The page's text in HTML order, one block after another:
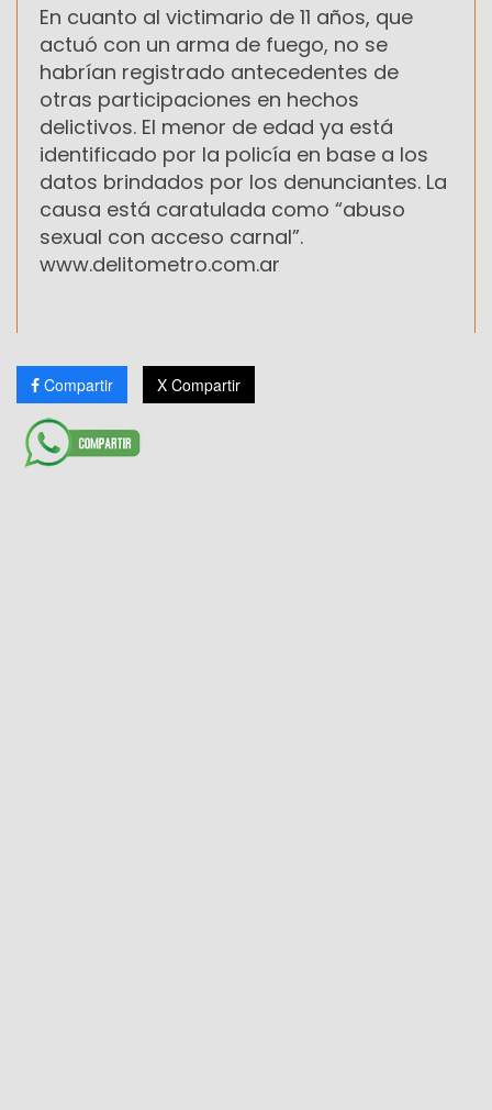
En cuanto al victimario de 11 años, que
actuó con un arma de fuego, no se
habrían registrado antecedentes de
otras participaciones en hechos
delictivos. El menor de edad ya está
identificado por la policía en base a los
datos brindados por los denunciantes. La
causa está caratulada como “abuso
sexual con acceso carnal”.
www.delitometro.com.ar
Compartir X Compartir